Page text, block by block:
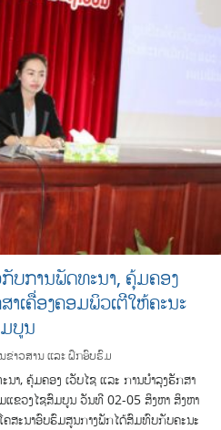
ບການພັດທະນາ, ຄຸ້ມຄອງ
າເຄື່ອງຄອມພິວເຕີໃຫ້ຄະນະ
ບູນ
າວສານ ແລະ ຝຶກອົບຮົມ
, ຄຸ້ມຄອງ ເວັບໄຊ ແລະ ການບຳລຸງຮັກສາ
ແຂວງໄຊສົມບູນ ວັນທີ 02-05 ສິງຫາ ສິງຫາ
ສະນາອົບຮົມສູນກາງພັກໄດ້ສົມທົບກັບຄະນະ